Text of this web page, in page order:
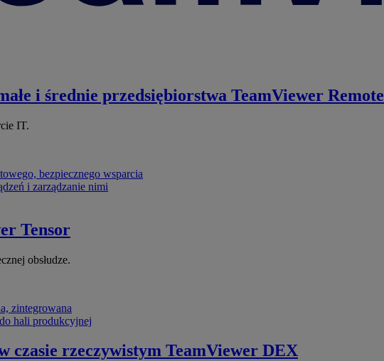
i średnie przedsiębiorstwa TeamViewer Remote
IT.
bezpiecznego wsparcia
i zarządzanie nimi
Tensor
obsłudze.
zintegrowana
hali produkcyjnej
czasie rzeczywistym TeamViewer DEX